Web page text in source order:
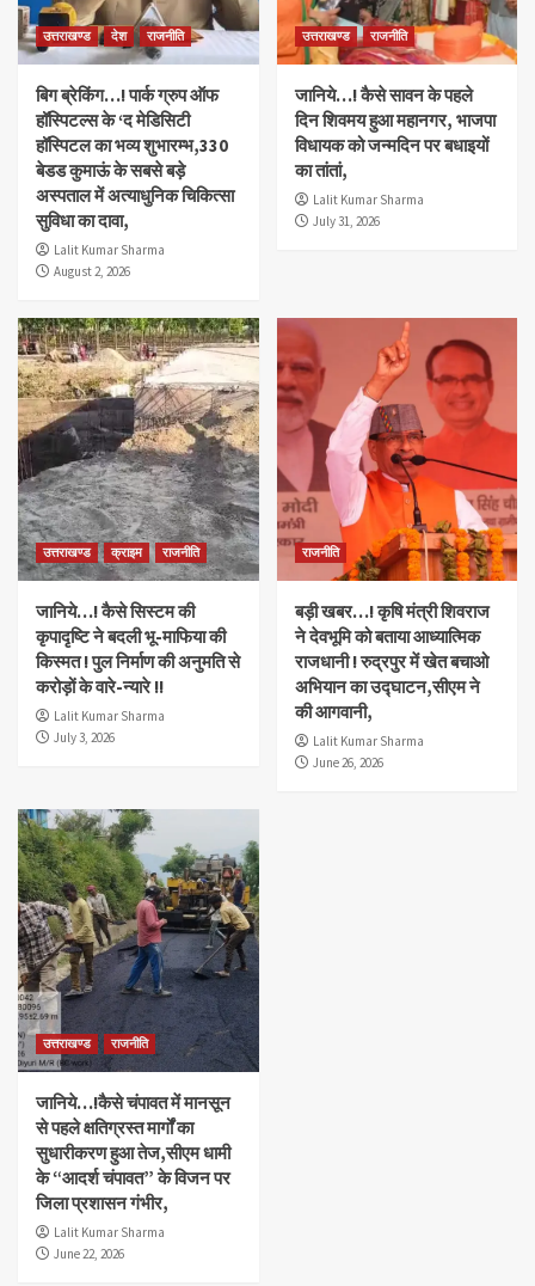
उत्तराखण्ड देश राजनीति
बिग ब्रेकिंग…! पार्क ग्रुप ऑफ
हॉस्पिटल्स के ‘द मेडिसिटी
हॉस्पिटल का भव्य शुभारम्भ,330
बेडड कुमाऊं के सबसे बड़े
अस्पताल में अत्याधुनिक चिकित्सा
सुविधा का दावा,
Lalit Kumar Sharma
August 2, 2026
उत्तराखण्ड राजनीति
जानिये…! कैसे सावन के पहले
दिन शिवमय हुआ महानगर, भाजपा
विधायक को जन्मदिन पर बधाइयों
का तांतां,
Lalit Kumar Sharma
July 31, 2026
उत्तराखण्ड क्राइम राजनीति
जानिये…! कैसे सिस्टम की
कृपादृष्टि ने बदली भू-माफिया की
किस्मत ! पुल निर्माण की अनुमति से
करोड़ों के वारे-न्यारे !!
Lalit Kumar Sharma
July 3, 2026
राजनीति
बड़ी खबर…! कृषि मंत्री शिवराज
ने देवभूमि को बताया आध्यात्मिक
राजधानी ! रुद्रपुर में खेत बचाओ
अभियान का उद्घाटन,सीएम ने
की आगवानी,
Lalit Kumar Sharma
June 26, 2026
उत्तराखण्ड राजनीति
जानिये…!कैसे चंपावत में मानसून
से पहले क्षतिग्रस्त मार्गों का
सुधारीकरण हुआ तेज,सीएम धामी
के “आदर्श चंपावत” के विजन पर
जिला प्रशासन गंभीर,
Lalit Kumar Sharma
June 22, 2026